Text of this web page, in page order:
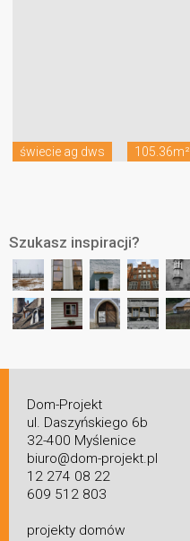
świecie ag dws 105.36m²
Szukasz inspiracji?
Dom-Projekt
ul. Daszyńskiego 6b
32-400 Myślenice
biuro@dom-projekt.pl
12 274 08 22
609 512 803
projekty domów